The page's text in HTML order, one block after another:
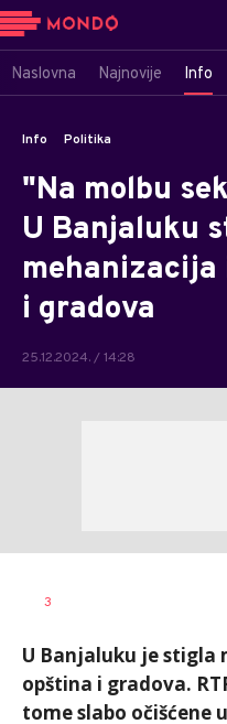
Naslovna Najnovije Info
Info Politika
"Na molbu
U Banjaluku
i gradova
25.12.2024. / 14:28
AUTOR
3
U Banjaluku je stigla
opština i gradova.
tome slabo očišćene